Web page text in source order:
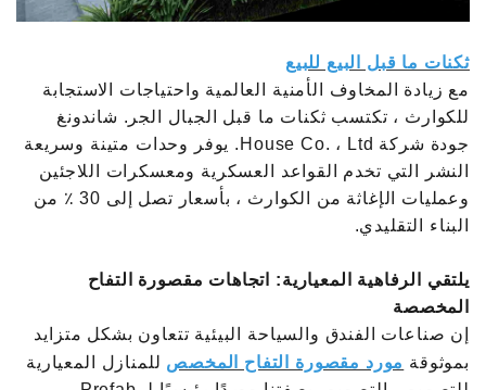
ثكنات ما قبل البيع للبيع
مع زيادة المخاوف الأمنية العالمية واحتياجات الاستجابة
للكوارث ، تكتسب ثكنات ما قبل الجبال الجر. شاندونغ
جودة شركة House Co. ، Ltd. يوفر وحدات متينة وسريعة
النشر التي تخدم القواعد العسكرية ومعسكرات اللاجئين
وعمليات الإغاثة من الكوارث ، بأسعار تصل إلى 30 ٪ من
البناء التقليدي.
يلتقي الرفاهية المعيارية: اتجاهات مقصورة التفاح
المخصصة
إن صناعات الفندق والسياحة البيئية تتعاون بشكل متزايد
بموثوقة مورد مقصورة التفاح المخصص للمنازل المعيارية